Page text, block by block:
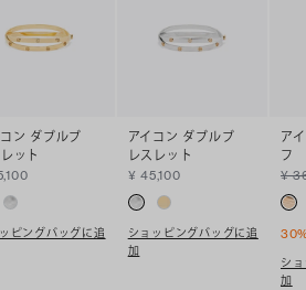
ン ダブルブ
ット
ピングバッグに追
アイコン ダブルブ
レスレット
¥ 45,100
ショッピングバッグに追
加
ア
フ
¥
シ
加